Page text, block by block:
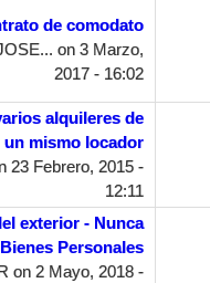
de comodato
on 3 Marzo,
2017 - 16:02
alquileres de
un mismo locador
23 Febrero, 2015 -
12:11
exterior - Nunca
Personales
on 2 Mayo, 2018 -